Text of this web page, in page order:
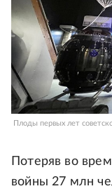
Плоды первых лет
Потеряв во
войны 27 млн